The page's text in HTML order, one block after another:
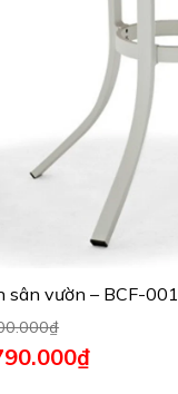
sân vườn – BCF-001
₫
₫